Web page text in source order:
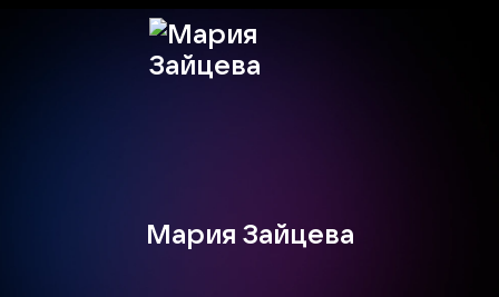
Мария Зайцева